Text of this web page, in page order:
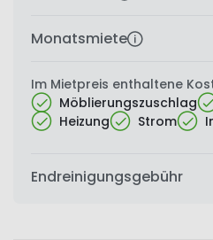
Monatsmiete
Im Mietpreis enthaltene
Möblierungszuschlag
Heizung
Strom
Endreinigungsgebühr